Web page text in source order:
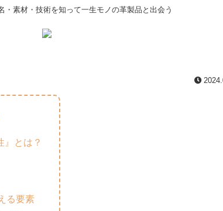
・素材・技術を知って一生モノの革製品と出会う
』とは？
る要素